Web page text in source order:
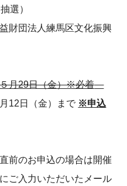
選）
財団法人練馬区文化振興
月29日（金）※必着
12日（金）まで ※申込
前のお申込の場合は開催
ご入力いただいたメール